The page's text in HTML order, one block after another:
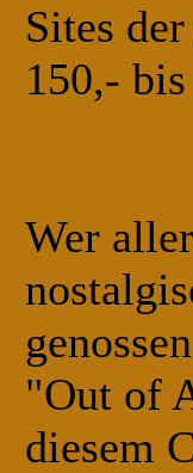
Sites
150,-
Wer
"Out of
diesem